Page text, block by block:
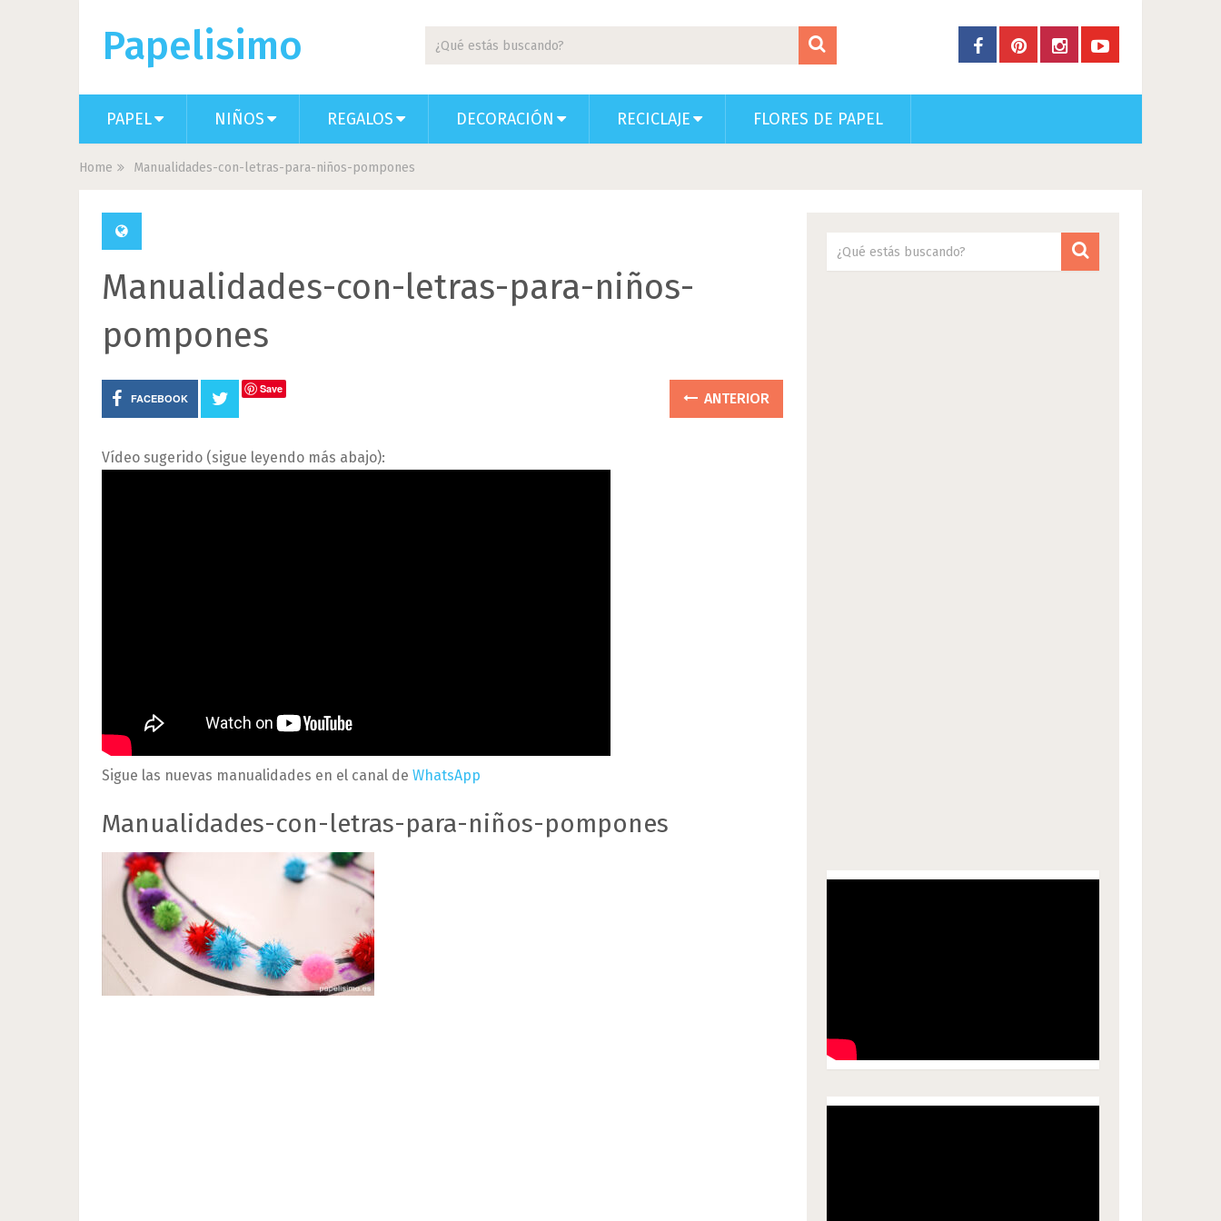
Papelisimo
PAPEL NIÑOS REGALOS DECORACIÓN RECICLAJE FLORES DE PAPEL
Home Manualidades-con-letras-para-niños-pompones
Manualidades-con-letras-para-niños-
pompones
FACEBOOK
Save
ANTERIOR
Vídeo sugerido (sigue leyendo más abajo):
Sigue las nuevas manualidades en el canal de WhatsApp
Manualidades-con-letras-para-niños-pompones